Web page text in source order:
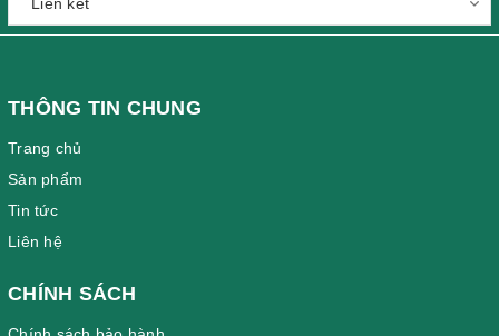
THÔNG TIN CHUNG
Trang chủ
Sản phẩm
Tin tức
Liên hệ
CHÍNH SÁCH